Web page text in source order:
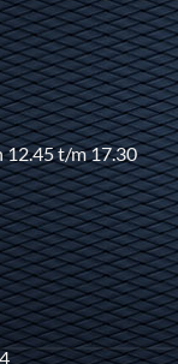
12.45 t/m 17.30